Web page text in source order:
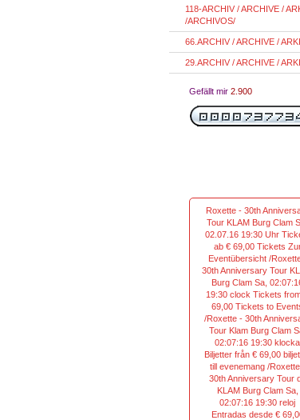
118-ARCHIV / ARCHIVE /
/ARCHIVOS/
66.ARCHIV / ARCHIVE /
29.ARCHIV / ARCHIVE /
Gefällt mir 2.900
Roxette - 30th
Tour KLAM Burg Clam
02.07.16 19:30 Uhr
ab € 69,00 Tickets
Eventübersicht /
30th Anniversary Tour
Burg Clam Sa,
19:30 clock Tickets
69,00 Tickets to
/Roxette - 30th
Tour Klam Burg Clam
02:07:16 19:30 klocka
Biljetter från € 69,00
till evenemang /
30th Anniversary Tour
KLAM Burg Clam Sa,
02:07:16 19:30 reloj
Entradas desde €